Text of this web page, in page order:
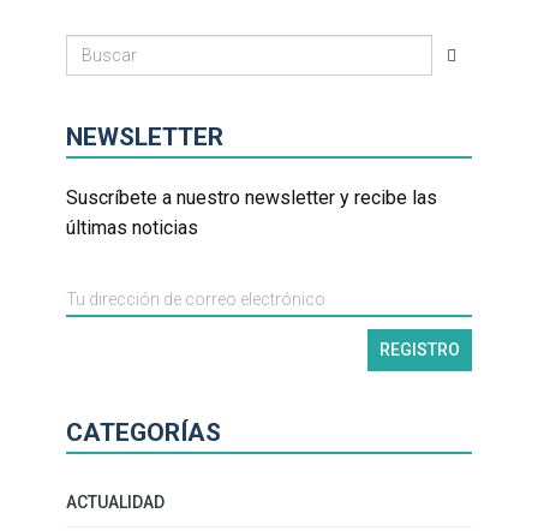
NEWSLETTER
Suscríbete a nuestro newsletter y recibe las
últimas noticias
CATEGORÍAS
ACTUALIDAD